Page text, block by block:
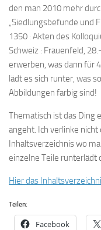
den man 2010 mehr
„Siedlungsbefunde und
1350 : Akten des
Schweiz : Frauenfeld,
erwerben, was dann für
lädt es sich runter, was
Abbildungen farbig sind!
Thematisch ist das Ding
angeht. Ich verlinke
Inhaltsverzeichnis wo
einzelne Teile runterlädt
Hier das
Teilen:
Facebook